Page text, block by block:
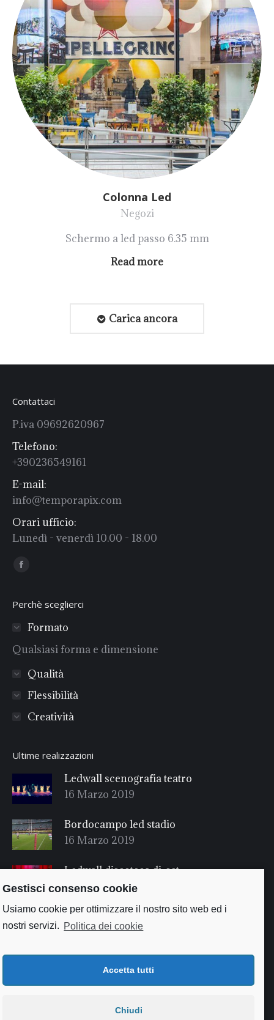
Gestisci consenso cookie
Usiamo cookie per ottimizzare il nostro sito web ed i
nostri servizi. Politica dei cookie
Accetta tutti
Chiudi
Colonna Led
Negozi
Schermo a led passo 6.35 mm
Read more
Carica ancora
Contattaci
P.iva 09692620967
Telefono:
+390236549161
E-mail:
info@temporapix.com
Orari ufficio:
Lunedì - venerdì 10.00 - 18.00
Find us on:
Facebook
Perchè sceglierci
Formato
Qualsiasi forma e dimensione
Qualità
Flessibilità
Creatività
Ultime realizzazioni
Ledwall scenografia teatro
16 Marzo 2019
Bordocampo led stadio
16 Marzo 2019
Ledwall discoteca dj-set
16 Marzo 2019